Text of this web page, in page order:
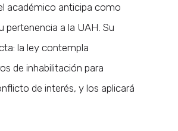
académico anticipa como
pertenencia a la UAH. Su
la ley contempla
de inhabilitación para
de interés, y los aplicará